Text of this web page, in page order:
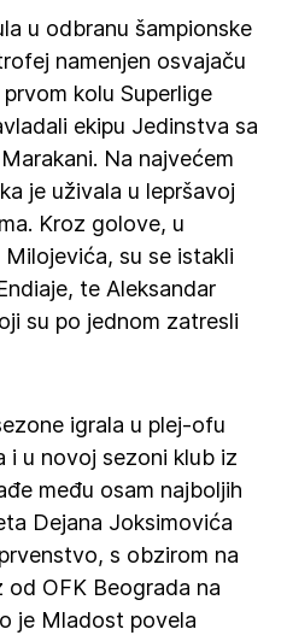
u odbranu šampionske
namenjen osvajaču
kolu Superlige
ekipu Jedinstva sa
Na najvećem
je uživala u lepršavoj
Kroz golove, u
su se istakli
te Aleksandar
su po jednom zatresli
igrala u plej-ofu
i u novoj sezoni klub iz
među osam najboljih
Dejana Joksimovića
s obzirom na
OFK Beograda na
je Mladost povela